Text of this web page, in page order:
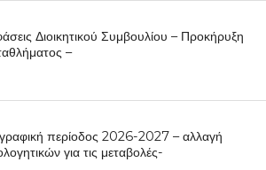
Διοικητικού Συμβουλίου – Προκήρυξη
–
περίοδος 2026-2027 – αλλαγή
για τις μεταβολές-